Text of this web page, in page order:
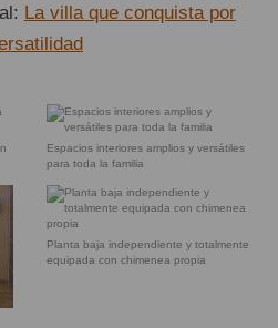
La villa que conquista por
Espacios interiores amplios y versátiles
para toda la familia
Planta baja independiente y totalmente
equipada con chimenea propia